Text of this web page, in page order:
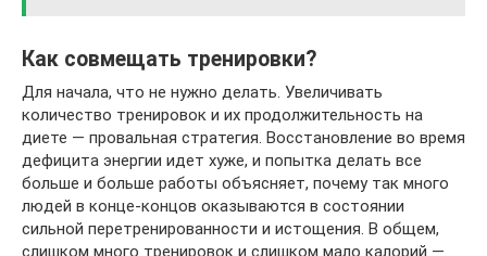
Как совмещать тренировки?
Для начала, что не нужно делать. Увеличивать
количество тренировок и их продолжительность на
диете — провальная стратегия. Восстановление во время
дефицита энергии идет хуже, и попытка делать все
больше и больше работы объясняет, почему так много
людей в конце-концов оказываются в состоянии
сильной перетренированности и истощения. В общем,
слишком много тренировок и слишком мало калорий —